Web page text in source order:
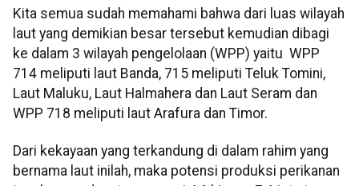
Kita semua sudah memahami bahwa dari luas wilayah
laut yang demikian besar tersebut kemudian dibagi
ke dalam 3 wilayah pengelolaan (WPP) yaitu WPP
714 meliputi laut Banda, 715 meliputi Teluk Tomini,
Laut Maluku, Laut Halmahera dan Laut Seram dan
WPP 718 meliputi laut Arafura dan Timor.
Dari kekayaan yang terkandung di dalam rahim yang
bernama laut inilah, maka potensi produksi perikanan